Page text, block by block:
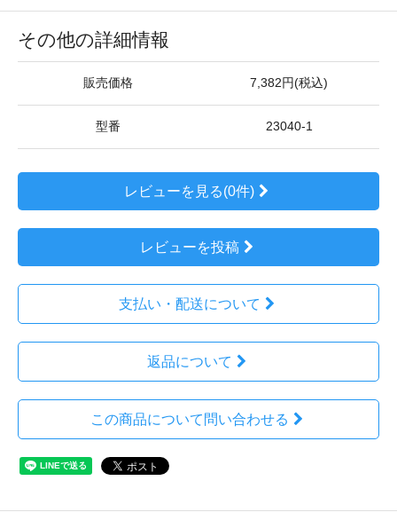
その他の詳細情報
販売価格 7,382円(税込)
型番 23040-1
レビューを見る(0件)
レビューを投稿
支払い・配送について
返品について
この商品について問い合わせる